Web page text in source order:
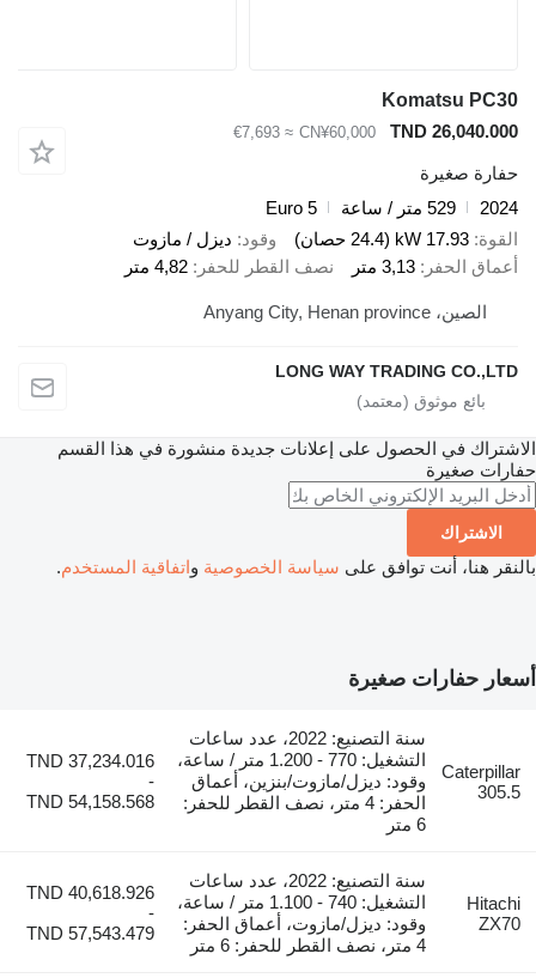
Komatsu
TND
CN¥60,000
≈ €7,693
529 متر / ساعة
Euro 5
17.93 kW (24.4 حصان)
وقود ديزل / مازوت
3,13 متر نصف القطر للحفر 4,82 متر
LONG WAY TRADING
في الحصول على إعلانات جديدة منشورة في هذا القسم
أنت توافق علىسياسة الخصوصيةواتفاقية المستخدم.
صغيرة
سنة التصنيع: 2022، عدد ساعات
التشغيل: 770 - 1.200 متر / ساعة،
وقود: ديزل/مازوت/بنزين، أعماق
الحفر: 4 متر، نصف القطر للحفر:
TND 37,234.016
-
TND 54,158.568
سنة التصنيع: 2022، عدد ساعات
التشغيل: 740 - 1.100 متر / ساعة،
وقود: ديزل/مازوت، أعماق الحفر:
TND 40,618.926
-
TND 57,543.479